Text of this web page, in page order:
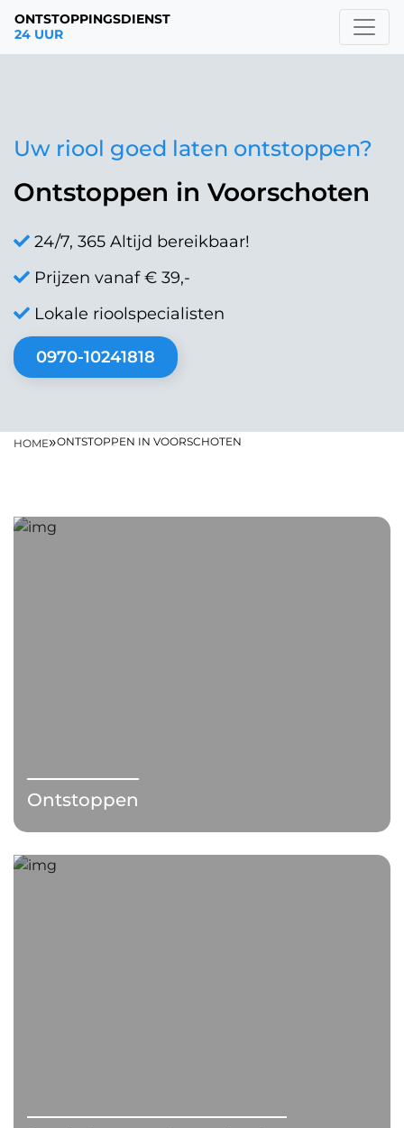
ONTSTOPPINGSDIENST
24 UUR
Uw riool goed laten ontstoppen?
Ontstoppen in Voorschoten
24/7, 365 Altijd bereikbaar!
Prijzen vanaf € 39,-
Lokale rioolspecialisten
0970-10241818
HOME»ONTSTOPPEN IN VOORSCHOTEN
Ontstoppen